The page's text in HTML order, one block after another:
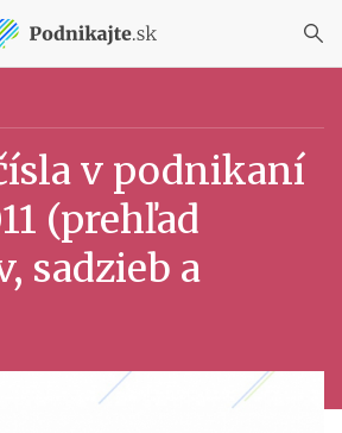
v podnikaní
(prehľad
sadzieb a